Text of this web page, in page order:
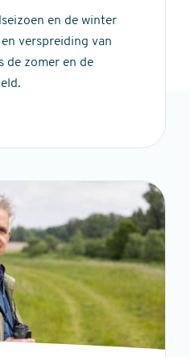
en de winter
verspreiding van
de zomer en de